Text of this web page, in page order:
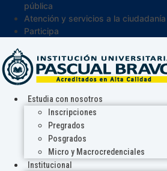
pública
Atención y servicios a la ciudadanía
Participa
Estudia con nosotros
Inscripciones
Pregrados
Posgrados
Micro y Macrocredenciales
Institucional